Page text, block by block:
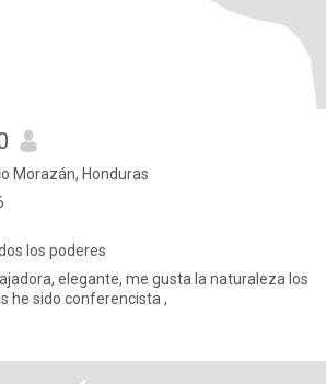
Morazán, Honduras
los poderes
elegante, me gusta la naturaleza los
he sido conferencista ,